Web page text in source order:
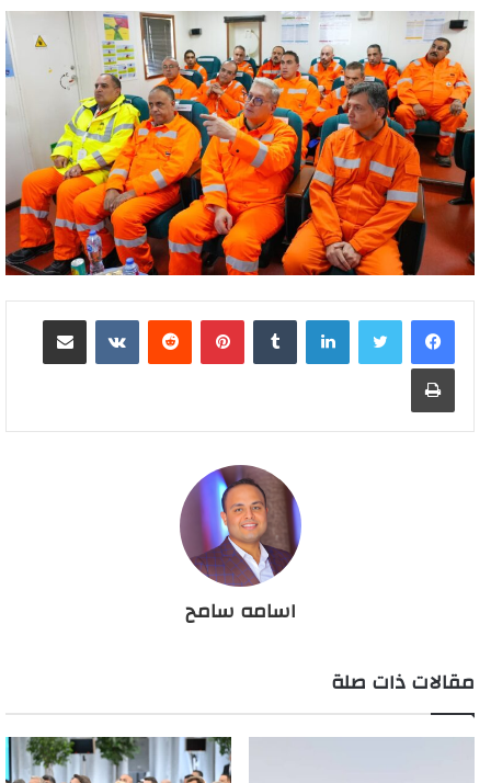
لينكدإن بينتيريست مشاركة عبر البريد
طباعة
اسامه سامح
مقالات ذات صلة